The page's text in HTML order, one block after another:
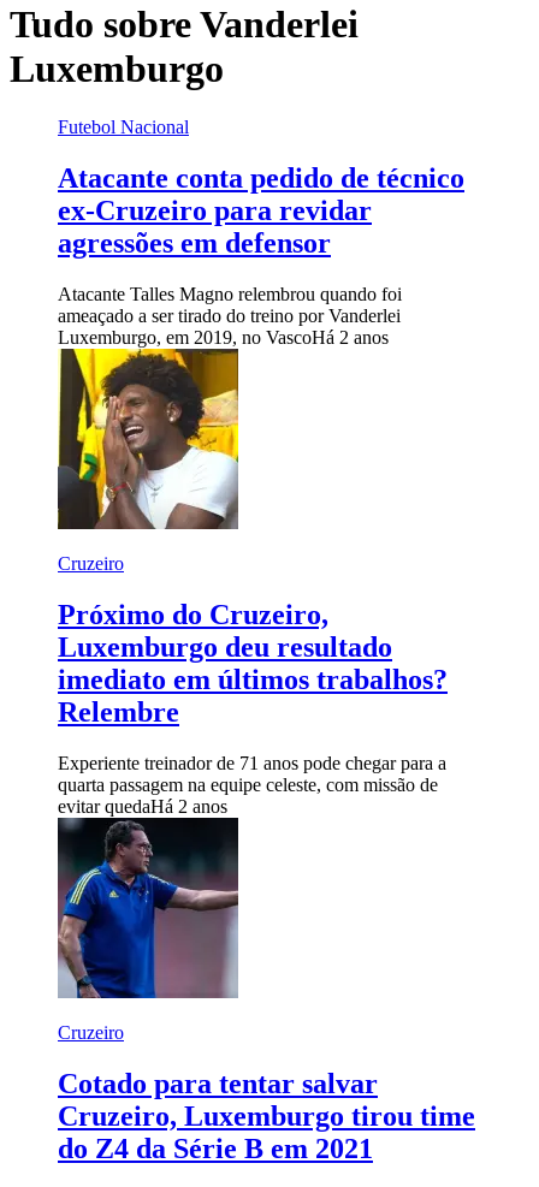
Tudo sobreVanderlei
Luxemburgo
Futebol Nacional
Atacante conta pedido de técnico
ex-Cruzeiro para revidar
agressões em defensor
Atacante Talles Magno relembrou quando foi
ameaçado a ser tirado do treino por Vanderlei
Luxemburgo, em 2019, no VascoHá 2 anos
Cruzeiro
Próximo do Cruzeiro,
Luxemburgo deu resultado
imediato em últimos trabalhos?
Relembre
Experiente treinador de 71 anos pode chegar para a
quarta passagem na equipe celeste, com missão de
evitar quedaHá 2 anos
Cruzeiro
Cotado para tentar salvar
Cruzeiro, Luxemburgo tirou time
do Z4 da Série B em 2021